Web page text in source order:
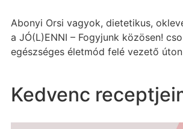
Abonyi Orsi vagyok, dietetikus,
a JÓ(L)ENNI – Fogyjunk közösen!
egészséges életmód felé vezető
Kedvenc